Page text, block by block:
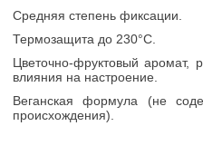
Средняя степень фиксации.
Термозащита до 230°C.
Цветочно-фруктовый аромат,
влияния на настроение.
Веганская формула (не
происхождения).